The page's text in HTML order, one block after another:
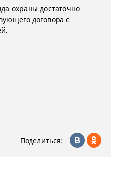
охраны достаточно
договора с
Поделиться: